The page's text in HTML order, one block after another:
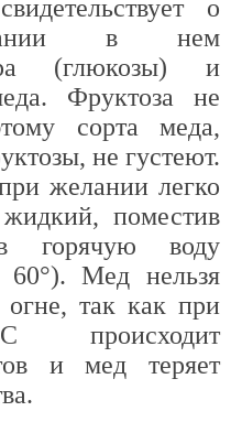
о
в нем
(глюкозы) и
Фруктоза не
сорта меда,
не густеют.
желании легко
поместив
воду
60°). Мед нельзя
огне, так как при
происходит
и мед теряет